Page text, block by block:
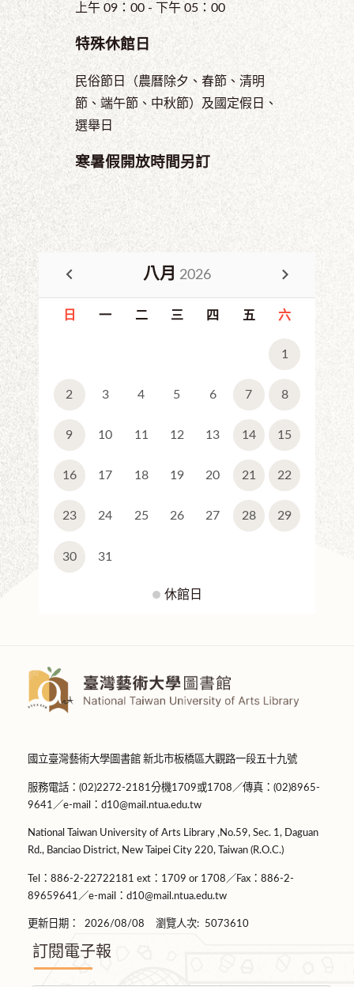
上午 09：00 - 下午 05：00
特殊休館日
民俗節日（農曆除夕、春節、清明
節、端午節、中秋節）及國定假日、
選舉日
寒暑假開放時間另訂
八月 2026
日 一 二 三 四 五 六
1
2 3 4 5 6 7 8
9 10 11 12 13 14 15
16 17 18 19 20 21 22
23 24 25 26 27 28 29
30 31
休館日
國立臺灣藝術大學圖書館 新北市板橋區大觀路一段五十九號
服務電話：(02)2272-2181分機1709或1708／傳真：(02)8965-
9641／e-mail：d10@mail.ntua.edu.tw
National Taiwan University of Arts Library ,No.59, Sec. 1, Daguan
Rd., Banciao District, New Taipei City 220, Taiwan (R.O.C.)
Tel：886-2-22722181 ext：1709 or 1708／Fax：886-2-
89659641／e-mail：d10@mail.ntua.edu.tw
更新日期： 2026/08/08 瀏覽人次: 5073610
訂閱電子報